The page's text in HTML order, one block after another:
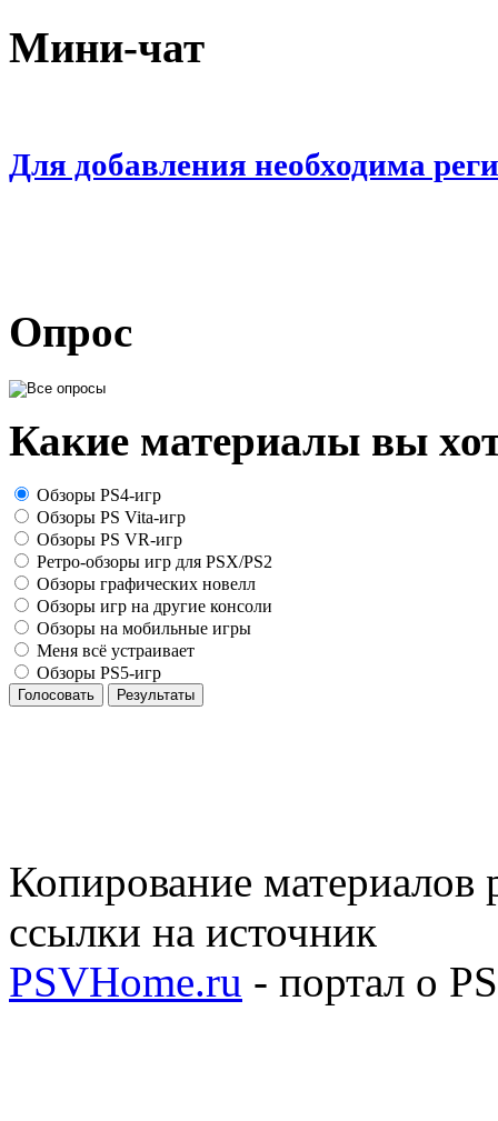
Мини-чат
Для добавления необходима
Опрос
Какие материалы вы
Обзоры PS4-игр
Обзоры PS Vita-игр
Обзоры PS VR-игр
Ретро-обзоры игр для PSX/PS2
Обзоры графических новелл
Обзоры игр на другие консоли
Обзоры на мобильные игры
Меня всё устраивает
Обзоры PS5-игр
Голосовать Результаты
Копирование материалов
ссылки на источник
PSVHome.ru - портал о